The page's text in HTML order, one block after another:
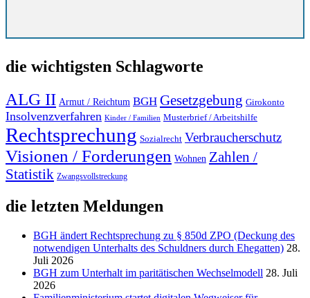
die wichtigsten Schlagworte
ALG II Armut / Reichtum BGH Gesetzgebung Girokonto
Insolvenzverfahren Kinder / Familien Musterbrief / Arbeitshilfe
Rechtsprechung Sozialrecht Verbraucherschutz
Visionen / Forderungen Wohnen Zahlen /
Statistik Zwangsvollstreckung
die letzten Meldungen
BGH ändert Rechtsprechung zu § 850d ZPO (Deckung des
notwendigen Unterhalts des Schuldners durch Ehegatten) 28.
Juli 2026
BGH zum Unterhalt im paritätischen Wechselmodell 28. Juli
2026